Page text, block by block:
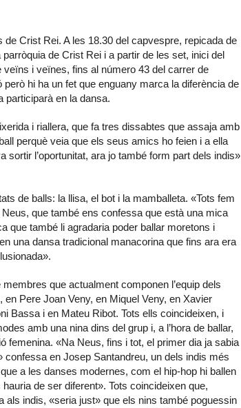
Crist Rei. A les 18.30 del capvespre, repicada de
de Crist Rei i a partir de les set, inici del
i veïnes, fins al número 43 del carrer de
hi ha un fet que enguany marca la diferència de
participarà en la dansa.
i riallera, que fa tres dissabtes que assaja amb
perquè veia que els seus amics ho feien i a ella
l’oportunitat, ara jo també form part dels indis»
de balls: la llisa, el bot i la mamballeta. «Tots fem
que també ens confessa que està una mica
que també li agradaria poder ballar moretons i
una dansa tradicional manacorina que fins ara era
que actualment componen l’equip dels
Pere Joan Veny, en Miquel Veny, en Xavier
Bassa i en Mateu Ribot. Tots ells coincideixen, i
amb una nina dins del grup i, a l’hora de ballar,
femenina. «Na Neus, fins i tot, el primer dia ja sabia
en Josep Santandreu, un dels indis més
a les danses modernes, com el hip-hop hi ballen
de ser diferent». Tots coincideixen que,
als indis, «seria just» que els nins també poguessin